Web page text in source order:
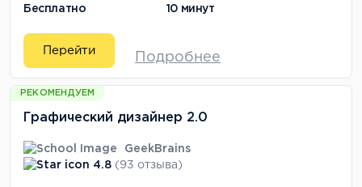
Бесплатно 10 минут
Перейти
Подробнее
РЕКОМЕНДУЕМ
Графический дизайнер 2.0
GeekBrains
4.8 (93 отзыва)